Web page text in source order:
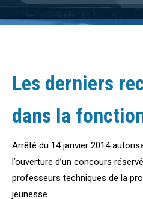
Les derniers
dans la
Arrêté du 14 janvier 2014
l’ouverture d’un concours
professeurs techniques de la
jeunesse